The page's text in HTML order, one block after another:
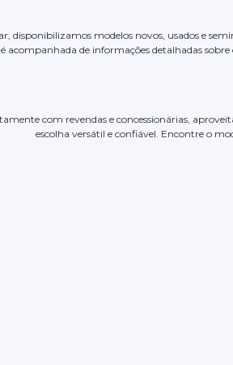
disponibilizamos modelos novos, usados e
acompanhada de informações detalhadas
com revendas e concessionárias,
escolha versátil e confiável. Encontre o